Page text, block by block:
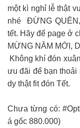
một kì nghỉ lễ thật
nhé ĐỪNG
tết. Hãy để page ở
MỪNG NĂM MỚI,
Không khí đón
ưu đãi để bạn thoải
dy thật fit đón Tết.
Chưa từng có:
á gốc 880.000)